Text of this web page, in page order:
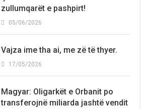
zullumqarët e pashpirt!
05/06/2026
Vajza ime tha ai, me zë të thyer.
17/05/2026
Magyar: Oligarkët e Orbanit po
transferojnë miliarda jashtë vendit